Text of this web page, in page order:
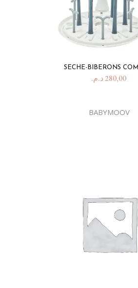
SECHE-BIBERONS
280,00د.م.
BABYMOOV